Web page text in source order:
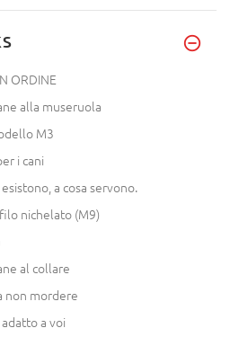
ORDINE
alla museruola
M3
i cani
a cosa servono.
nichelato (M9)
al collare
non mordere
a voi